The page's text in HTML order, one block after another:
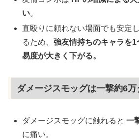
い。
直殴りに頼れない場面でも安定
るため、強友情持ちのキャラを
易度が大きく下がる。
ダメージスモッグは一撃約6万
ダメージスモッグに触れると一
に痛い。